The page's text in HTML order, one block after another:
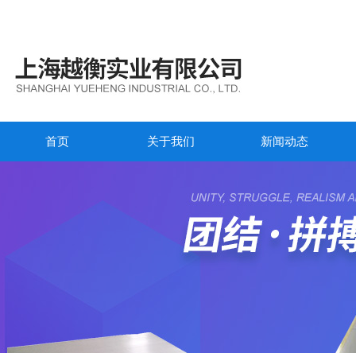
首页 关于我们 新闻动态